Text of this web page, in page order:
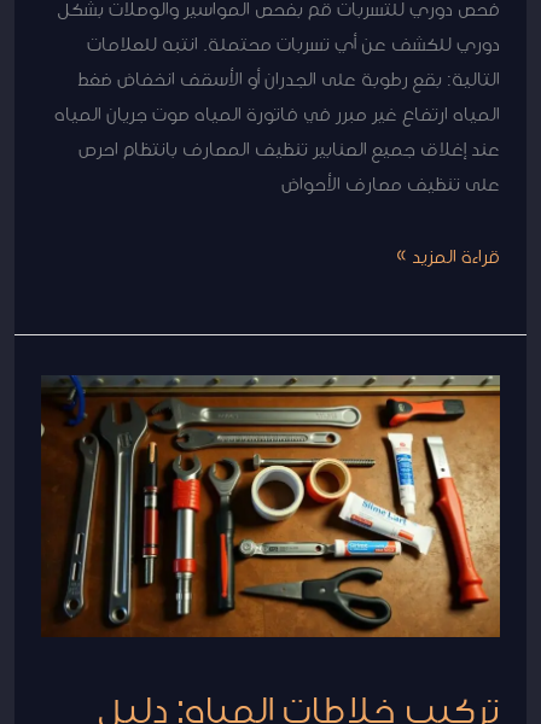
فحص دوري للتسربات قم بفحص المواسير والوصلات بشكل
دوري للكشف عن أي تسربات محتملة. انتبه للعلامات
التالية: بقع رطوبة على الجدران أو الأسقف انخفاض ضغط
المياه ارتفاع غير مبرر في فاتورة المياه صوت جريان المياه
عند إغلاق جميع الصنابير تنظيف المصارف بانتظام احرص
على تنظيف مصارف الأحواض
قراءة المزيد »
تركيب خلاطات المياه: دليل
تركيب
خلاطات
المياه:
دليل
شامل
للتركيب
الذاتي
بخطوات